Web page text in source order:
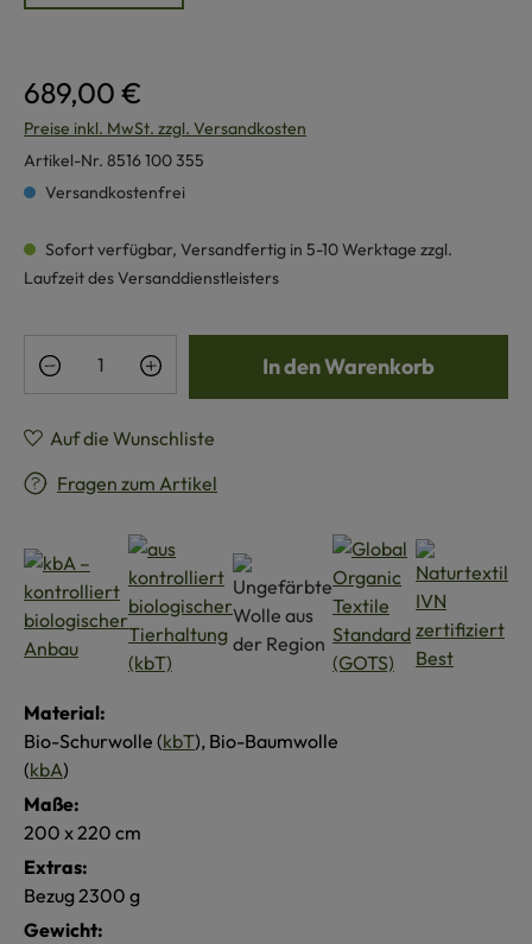
689,00 €
Preise inkl. MwSt. zzgl. Versandkosten
Artikel-Nr. 8516 100 355
Versandkostenfrei
Sofort verfügbar, Versandfertig in 5-10 Werktage zzgl.
Laufzeit des Versanddienstleisters
Produkt Anzahl: Gib den gewünschten
In den Warenkorb
Auf die Wunschliste
Fragen zum Artikel
Material:
Bio-Schurwolle (kbT), Bio-Baumwolle
(kbA)
Maße:
200 x 220 cm
Extras:
Bezug 2300 g
Gewicht: